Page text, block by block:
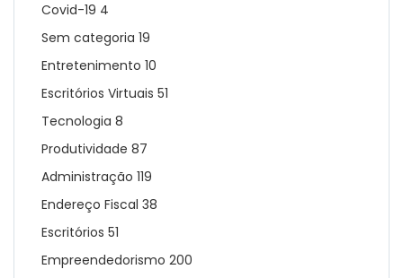
Covid-19 4
Sem categoria 19
Entretenimento 10
Escritórios Virtuais 51
Tecnologia 8
Produtividade 87
Administração 119
Endereço Fiscal 38
Escritórios 51
Empreendedorismo 200